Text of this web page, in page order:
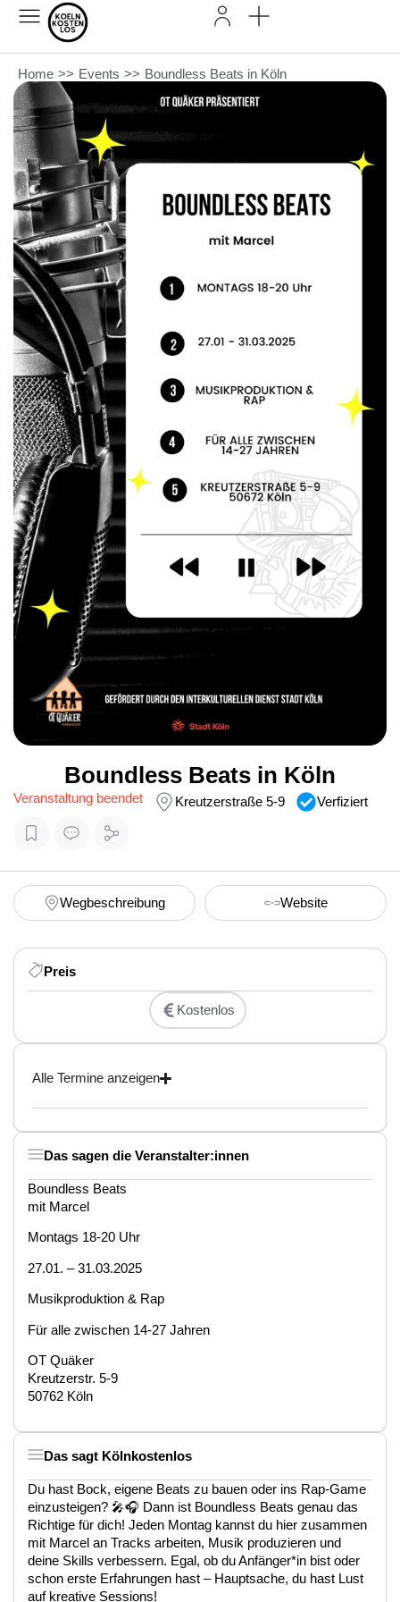
Home >> Events >> Boundless Beats in Köln
Boundless Beats in Köln
Veranstaltung beendet Kreutzerstraße 5-9 Verfiziert
Wegbeschreibung Website
Preis
Kostenlos
Alle Termine anzeigen
Das sagen die Veranstalter:innen
Boundless Beats
mit Marcel
Montags 18-20 Uhr
27.01. – 31.03.2025
Musikproduktion & Rap
Für alle zwischen 14-27 Jahren
OT Quäker
Kreutzerstr. 5-9
50762 Köln
Das sagt Kölnkostenlos
Du hast Bock, eigene Beats zu bauen oder ins Rap-Game
einzusteigen? 🎤🎧 Dann ist Boundless Beats genau das
Richtige für dich! Jeden Montag kannst du hier zusammen
mit Marcel an Tracks arbeiten, Musik produzieren und
deine Skills verbessern. Egal, ob du Anfänger*in bist oder
schon erste Erfahrungen hast – Hauptsache, du hast Lust
auf kreative Sessions!